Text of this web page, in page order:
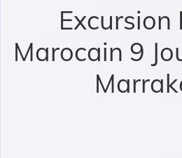
Excursion
Marocain 9